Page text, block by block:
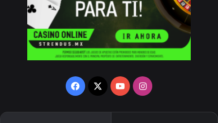
Facebook
X YouTubeInstagram